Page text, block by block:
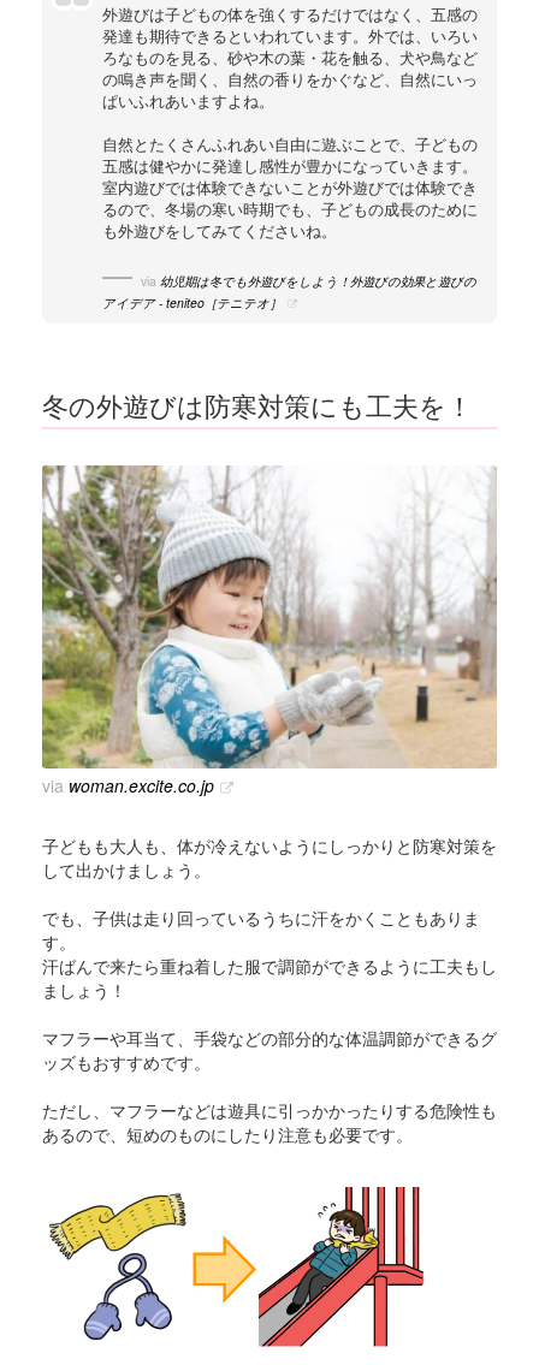
外遊びは子どもの体を強くするだけではなく、五感の
発達も期待できるといわれています。外では、いろい
ろなものを見る、砂や木の葉・花を触る、犬や鳥など
の鳴き声を聞く、自然の香りをかぐなど、自然にいっ
ぱいふれあいますよね。
自然とたくさんふれあい自由に遊ぶことで、子どもの
五感は健やかに発達し感性が豊かになっていきます。
室内遊びでは体験できないことが外遊びでは体験でき
るので、冬場の寒い時期でも、子どもの成長のために
も外遊びをしてみてくださいね。
via 幼児期は冬でも外遊びをしよう！外遊びの効果と遊びの
アイデア - teniteo［テニテオ］
冬の外遊びは防寒対策にも工夫を！
via woman.excite.co.jp
子どもも大人も、体が冷えないようにしっかりと防寒対策を
して出かけましょう。
でも、子供は走り回っているうちに汗をかくこともありま
す。
汗ばんで来たら重ね着した服で調節ができるように工夫もし
ましょう！
マフラーや耳当て、手袋などの部分的な体温調節ができるグ
ッズもおすすめです。
ただし、マフラーなどは遊具に引っかかったりする危険性も
あるので、短めのものにしたり注意も必要です。